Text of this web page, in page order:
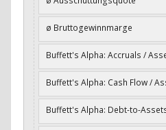
ø Bruttogewinnmarge
Buffett's Alpha: Accruals /
Buffett's Alpha: Cash Flow /
Buffett's Alpha: Debt-to-